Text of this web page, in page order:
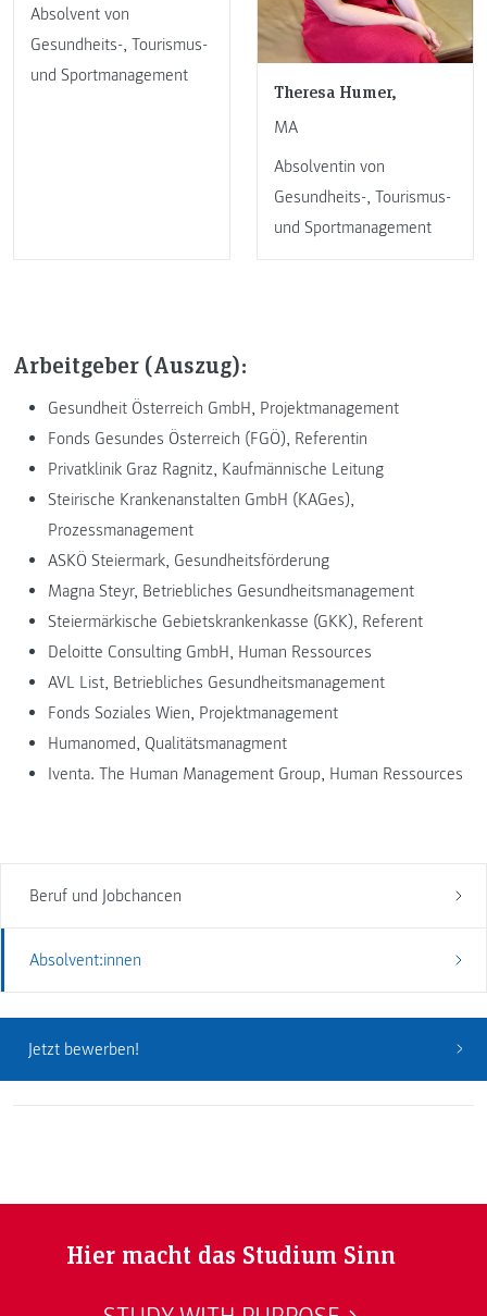
Beruf und Jobchancen
Absolvent:innen
Jetzt bewerben!
Absolvent von
Gesundheits-, Tourismus-
und Sportmanagement
Theresa Humer,
MA
Absolventin von
Gesundheits-, Tourismus-
und Sportmanagement
Arbeitgeber (Auszug):
Gesundheit Österreich GmbH, Projektmanagement
Fonds Gesundes Österreich (FGÖ), Referentin
Privatklinik Graz Ragnitz, Kaufmännische Leitung
Steirische Krankenanstalten GmbH (KAGes),
Prozessmanagement
ASKÖ Steiermark, Gesundheitsförderung
Magna Steyr, Betriebliches Gesundheitsmanagement
Steiermärkische Gebietskrankenkasse (GKK), Referent
Deloitte Consulting GmbH, Human Ressources
AVL List, Betriebliches Gesundheitsmanagement
Fonds Soziales Wien, Projektmanagement
Humanomed, Qualitätsmanagment
Iventa. The Human Management Group, Human Ressources
Hier macht das Studium Sinn